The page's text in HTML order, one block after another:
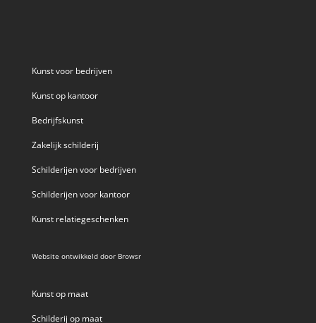
Kunst voor bedrijven
Kunst op kantoor
Bedrijfskunst
Zakelijk schilderij
Schilderijen voor bedrijven
Schilderijen voor kantoor
Kunst relatiegeschenken
Website ontwikkeld door Browsr
Kunst op maat
Schilderij op maat